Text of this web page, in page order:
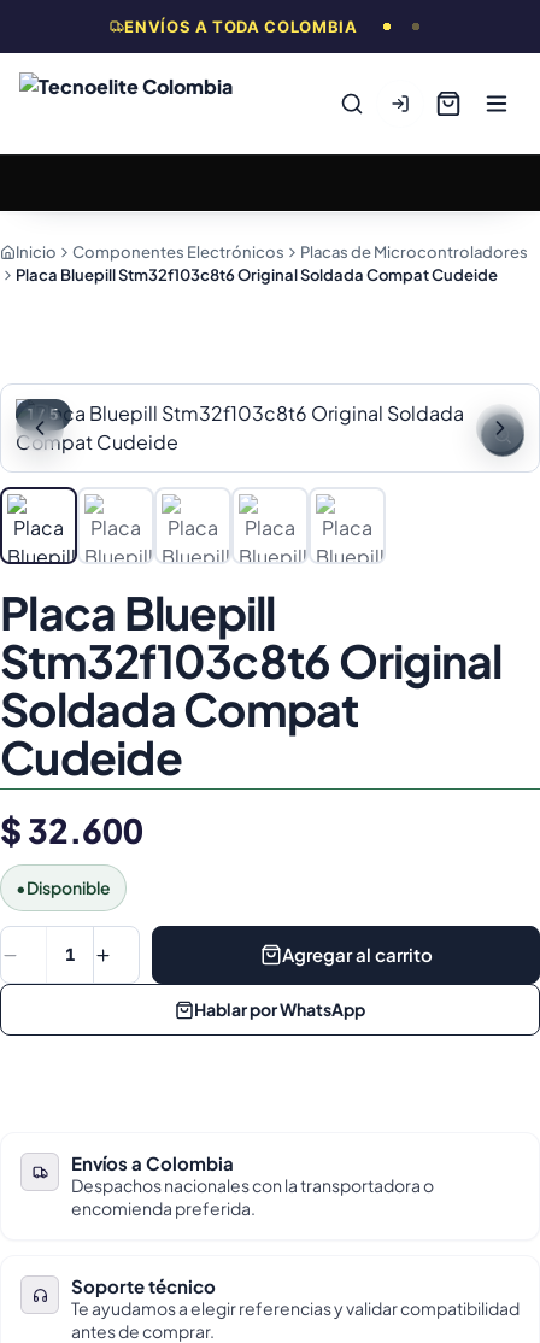
ENVÍOS A TODA COLOMBIA
Inicio Componentes Electrónicos
Placas de Microcontroladores
Placa Bluepill Stm32f103c8t6 Original Soldada Compat Cudeide
1/5
Placa Bluepill
Stm32f103c8t6 Original
Soldada Compat
Cudeide
$ 32.600
•Disponible
1 Agregar al carrito
Hablar por WhatsApp
Envíos a Colombia
Despachos nacionales con la transportadora o
encomienda preferida.
Soporte técnico
Te ayudamos a elegir referencias y validar compatibilidad
antes de comprar.